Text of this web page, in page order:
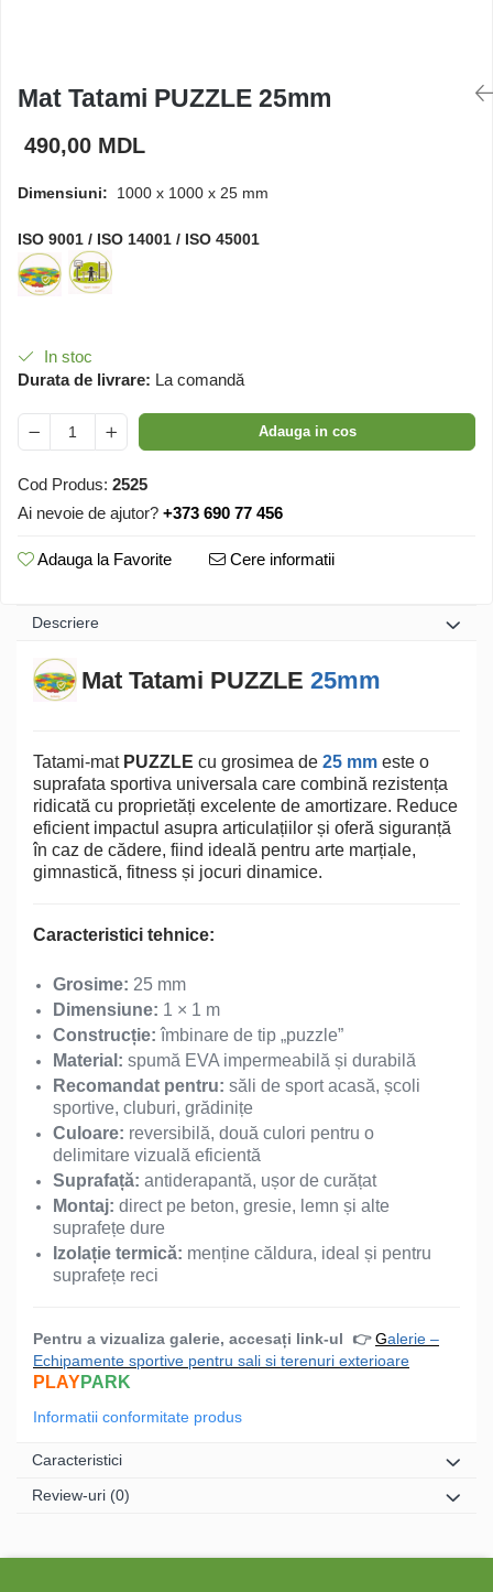
Mese și bănci pentru copii
Gardulețe
Echipamente pentru
Pavilioane pentru grădinițe
Mat Tatami PUZZLE 25mm
490,00 MDL
Dimensiuni: 1000 x 1000 x 25 mm
ISO 9001 / ISO 14001 / ISO 45001
In stoc
Durata de livrare: La comandă
Adauga in cos
Cod Produs: 2525
Ai nevoie de ajutor? +373 690 77 456
Adauga la Favorite Cere informatii
Descriere
Mat Tatami PUZZLE 25mm
Tatami-mat PUZZLE cu grosimea de 25 mm este o
suprafata sportiva universala care combină rezistența
ridicată cu proprietăți excelente de amortizare. Reduce
eficient impactul asupra articulațiilor și oferă siguranță
în caz de cădere, fiind ideală pentru arte marțiale,
gimnastică, fitness și jocuri dinamice.
Caracteristici tehnice:
Grosime: 25 mm
Dimensiune: 1 × 1 m
Construcție: îmbinare de tip „puzzle”
Material: spumă EVA impermeabilă și durabilă
Recomandat pentru: săli de sport acasă, școli
sportive, cluburi, grădinițe
Culoare: reversibilă, două culori pentru o
delimitare vizuală eficientă
Suprafață: antiderapantă, ușor de curățat
Montaj: direct pe beton, gresie, lemn și alte
suprafețe dure
Izolație termică: menține căldura, ideal și pentru
suprafețe reci
Pentru a vizualiza galerie, accesați link-ul 👉Galerie –
Echipamente sportive pentru sali si terenuri exterioare
PLAYPARK
Informatii conformitate produs
Caracteristici
Review-uri (0)